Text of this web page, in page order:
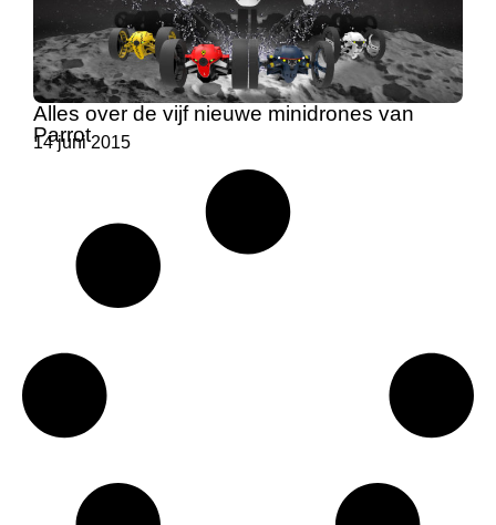
Alles over de vijf nieuwe minidrones van
Parrot
14 juni 2015